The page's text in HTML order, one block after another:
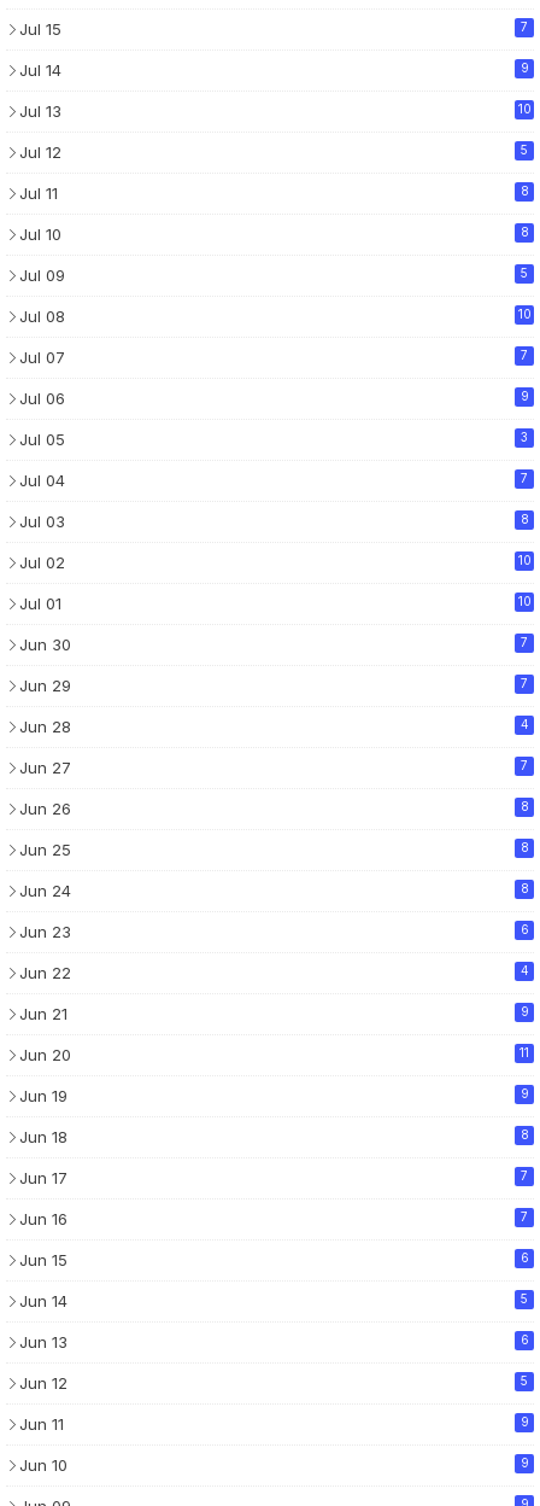
Jul 15 7
Jul 14 9
Jul 13 10
Jul 12 5
Jul 11 8
Jul 10 8
Jul 09 5
Jul 08 10
Jul 07 7
Jul 06 9
Jul 05 3
Jul 04 7
Jul 03 8
Jul 02 10
Jul 01 10
Jun 30 7
Jun 29 7
Jun 28 4
Jun 27 7
Jun 26 8
Jun 25 8
Jun 24 8
Jun 23 6
Jun 22 4
Jun 21 9
Jun 20 11
Jun 19 9
Jun 18 8
Jun 17 7
Jun 16 7
Jun 15 6
Jun 14 5
Jun 13 6
Jun 12 5
Jun 11 9
Jun 10 9